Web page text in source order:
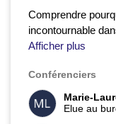
Comprendre
incontournable
Cette session
les enjeux de la
Afficher plus
Conférenciers
Marie-
Elue au